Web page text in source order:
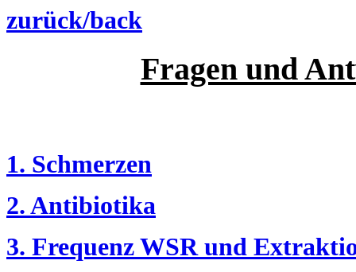
zurück/back
Fragen und
1. Schmerzen
2. Antibiotika
3. Frequenz WSR und